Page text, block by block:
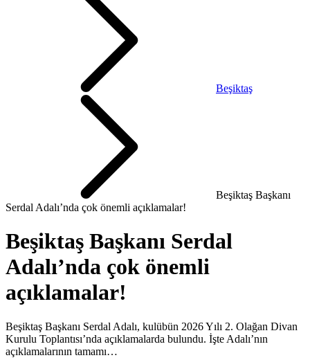
Beşiktaş
Beşiktaş Başkanı
Serdal Adalı’nda çok önemli açıklamalar!
Beşiktaş Başkanı Serdal
Adalı’nda çok önemli
açıklamalar!
Beşiktaş Başkanı Serdal Adalı, kulübün 2026 Yılı 2. Olağan Divan
Kurulu Toplantısı’nda açıklamalarda bulundu. İşte Adalı’nın
açıklamalarının tamamı…